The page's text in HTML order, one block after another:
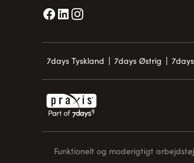
7days Tyskland 7days Østrig
Funktionelt og moderigtigt